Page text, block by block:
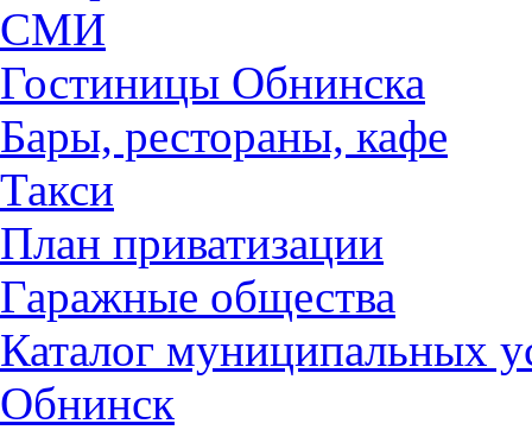
СМИ
Гостиницы Обнинска
Бары, рестораны, кафе
Такси
План приватизации
Гаражные общества
Каталог муниципальных
Обнинск